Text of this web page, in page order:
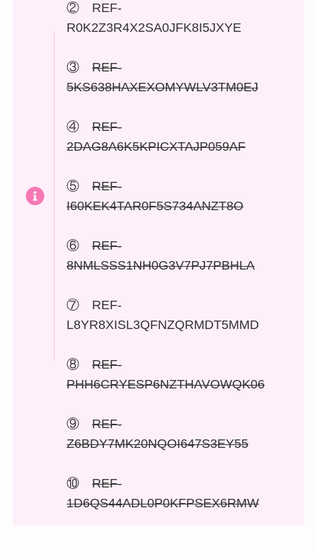
② REF-
R0K2Z3R4X2SA0JFK8I5JXYE
③REF-
5KS638HAXEXOMYWLV3TM0EJ
④REF-
2DAG8A6K5KPICXTAJP059AF
⑤REF-
I60KEK4TAR0F5S734ANZT8O
⑥REF-
8NMLSSS1NH0G3V7PJ7PBHLA
⑦ REF-
L8YR8XISL3QFNZQRMDT5MMD
⑧REF-
PHH6CRYESP6NZTHAVOWQK06
⑨REF-
Z6BDY7MK20NQOI647S3EY55
⑩REF-
1D6QS44ADL0P0KFPSEX6RMW